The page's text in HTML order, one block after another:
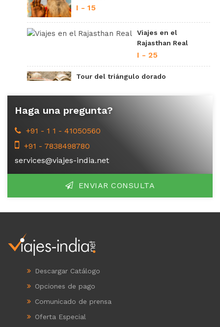
I - 15
Viajes en el
Rajasthan Real
I - 25
Tour del triángulo dorado
Varanasi
I - 38
I - 42
Haga una pregunta?
+91 - 1 1 - 41050560
+91 - 7838498780
services@viajes-india.net
ENVIAR CONSULTA
Descargar Catálogo
Opciones de pago
Comunicado de prensa
Oferta Especial